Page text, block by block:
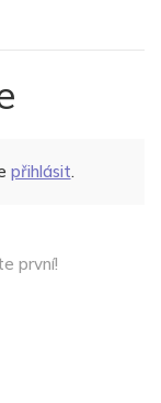
přihlásit.
první!